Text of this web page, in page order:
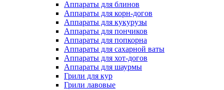
Аппараты для блинов
Аппараты для корн-догов
Аппараты для кукурузы
Аппараты для пончиков
Аппараты для попкорна
Аппараты для сахарной ваты
Аппараты для хот-догов
Аппараты для шаурмы
Грили для кур
Грили лавовые